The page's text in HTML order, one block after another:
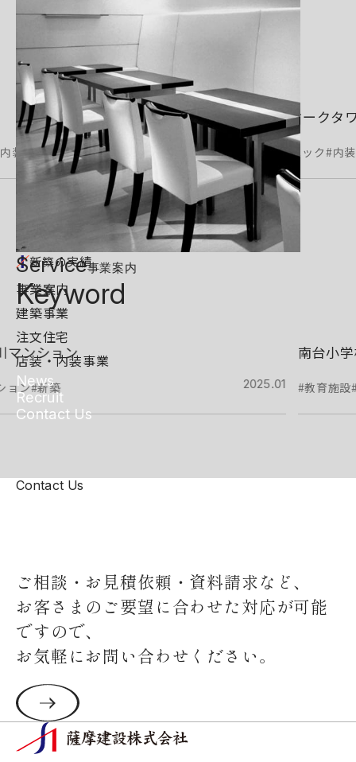
Service事業案内
事業案内
建築事業
注文住宅
店装・内装事業
News
Recruit
Contact Us
クリニックの実績
Category
2007.03
新宿オークタワークリニック
#クリニック #内装
新築の実績
Keyword
Contact Us
ご相談・お見積依頼・資料請求など、
お客さまのご要望に合わせた対応が可能
ですので、
お気軽にお問い合わせください。